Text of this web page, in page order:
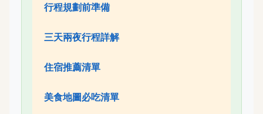
行程規劃前準備
三天兩夜行程詳解
住宿推薦清單
美食地圖必吃清單